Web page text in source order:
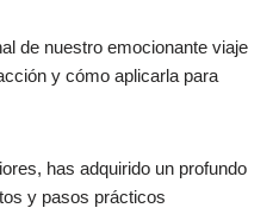
de nuestro emocionante viaje
y cómo aplicarla para
has adquirido un profundo
y pasos prácticos